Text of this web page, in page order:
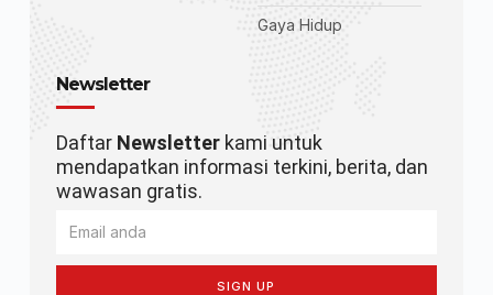
Gaya Hidup
Newsletter
Daftar Newsletterkami untuk
mendapatkan informasi terkini, berita, dan
wawasan gratis.
SIGN UP